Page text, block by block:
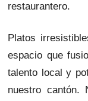
restaurantero.
Platos
espacio que
talento local y
nuestro cantón.